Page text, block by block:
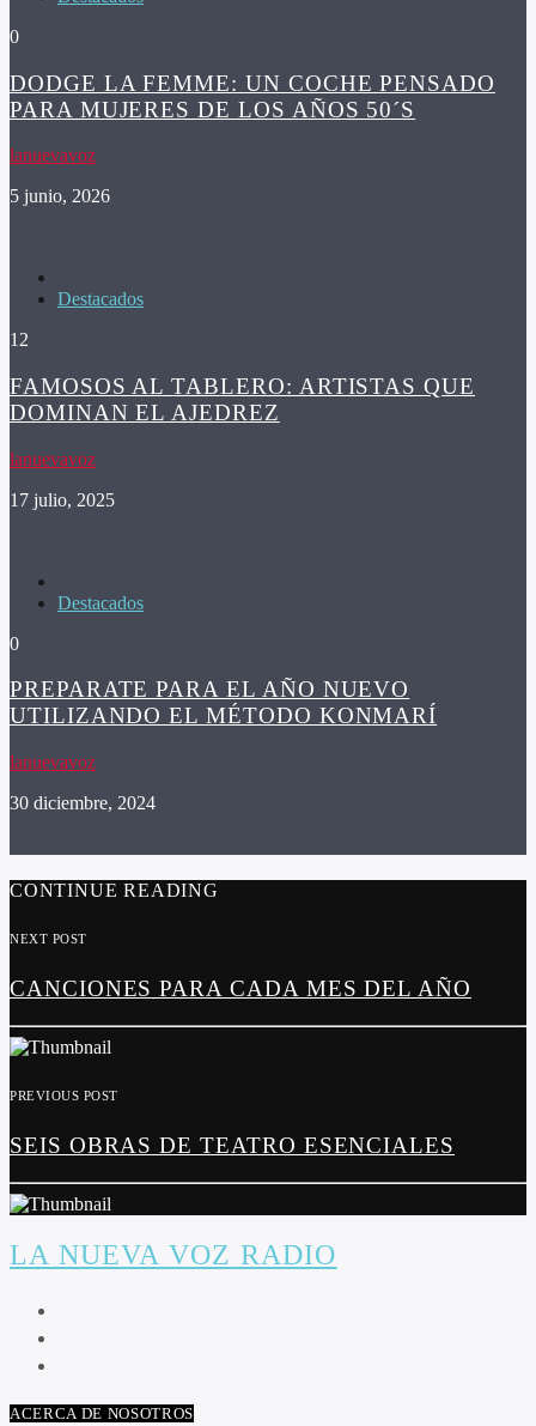
0
DODGE LA FEMME: UN COCHE PENSADO
PARA MUJERES DE LOS AÑOS 50´S
lanuevavoz
5 junio, 2026
Destacados
12
FAMOSOS AL TABLERO: ARTISTAS QUE
DOMINAN EL AJEDREZ
lanuevavoz
17 julio, 2025
Destacados
0
PREPARATE PARA EL AÑO NUEVO
UTILIZANDO EL MÉTODO KONMARÍ
lanuevavoz
30 diciembre, 2024
CONTINUE READING
NEXT POST
CANCIONES PARA CADA MES DEL AÑO
PREVIOUS POST
SEIS OBRAS DE TEATRO ESENCIALES
LA NUEVA VOZ RADIO
ACERCA DE NOSOTROS